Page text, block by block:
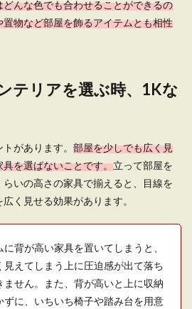
暮らしをこれからはじめるために、家具や家
きな一人暮らしの方が悩むのが、本の収納ス
ース。 ジャンル問わず本が好きな人は、日々
暮らしで悩む部屋のレイアウト。
畳をレイアウトするコツ
暮らしの部屋で10畳は十分な広さ。レイアウ
んな色でも合わせることができるの
物など部屋を飾るアイテムとも相性
テリアを選ぶ時、1Kな
があります。 部屋を少しでも広く見
を選ばないことです。立って部屋を
いの高さの家具で揃えると、目線を
く見せる効果があります。
背が高い家具を置いてしまうと、
見えてしまう上に圧迫感が出て落ち
ません。また、背が高いと上に収納
ずに、いちいち椅子や踏み台を用意